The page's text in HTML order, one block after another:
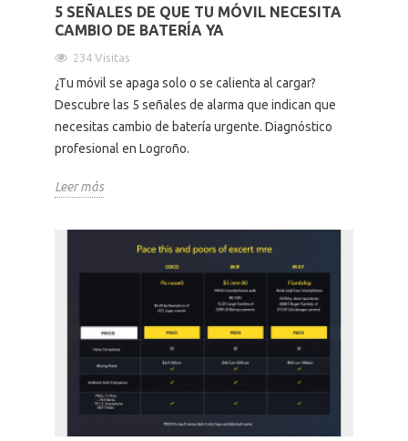
5 SEÑALES DE QUE TU MÓVIL NECESITA
CAMBIO DE BATERÍA YA
234 Visitas
¿Tu móvil se apaga solo o se calienta al cargar?
Descubre las 5 señales de alarma que indican que
necesitas cambio de batería urgente. Diagnóstico
profesional en Logroño.
Leer más